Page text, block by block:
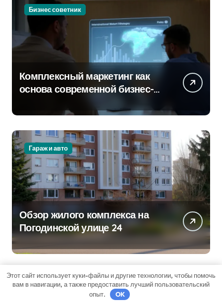
Бизнес советник
Комплексный маркетинг как
основа современной бизнес-
Гараж и авто
Обзор жилого комплекса на
Погодинской улице 24
Этот сайт использует куки-файлы и другие технологии, чтобы помочь
вам в навигации, а также предоставить лучший пользовательский
опыт.
OK